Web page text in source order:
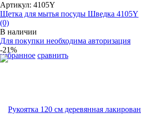
избранное сравнить
Артикул: 4105Y
Щетка для мытья посуды Шведка 4105Y
(0)
В наличии
Для покупки необходима авторизация
-21%